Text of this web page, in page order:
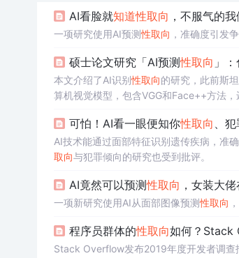
AI看脸就知道性取向 ，不服气的
一项研究使用AI预测性取向 ，准确度引发
硕士论文研究「AI预测性取向 」
本文介绍了AI识别性取向的研究，此前斯
算机视觉模型，包含VGG和Face++方法
可怕！AI看一眼便知你性取向 、
AI技术能通过面部特征识别遗传疾病，准
取向与犯罪倾向的研究也受到批评。
AI竟然可以预测性取向 ，女装大
一项新研究使用AI从面部图像预测性取向
程序员群体的性取向如何？Stack
Stack Overflow发布2019年度开发者调